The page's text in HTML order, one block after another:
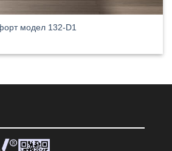
модел 132-D1